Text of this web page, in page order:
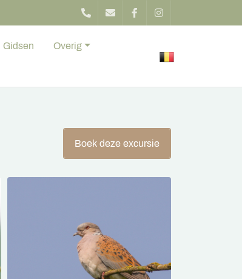
Gidsen Overig
Boek deze excursie